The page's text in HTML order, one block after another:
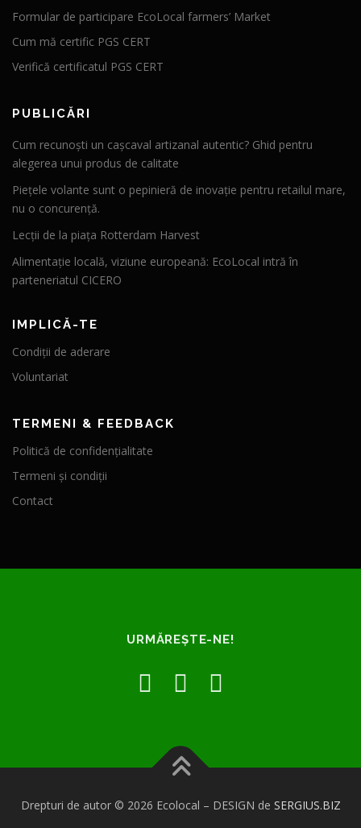
Formular de participare EcoLocal farmers’ Market
Cum mă certific PGS CERT
Verifică certificatul PGS CERT
PUBLICĂRI
Cum recunoști un cașcaval artizanal autentic? Ghid pentru
alegerea unui produs de calitate
Piețele volante sunt o pepinieră de inovație pentru retailul mare,
nu o concurență.
Lecții de la piața Rotterdam Harvest
Alimentație locală, viziune europeană: EcoLocal intră în
parteneriatul CICERO
IMPLICĂ-TE
Condiții de aderare
Voluntariat
TERMENI & FEEDBACK
Politică de confidențialitate
Termeni și condiții
Contact
URMĂREȘTE-NE!
Drepturi de autor © 2026 Ecolocal – DESIGN de SERGIUS.BIZ